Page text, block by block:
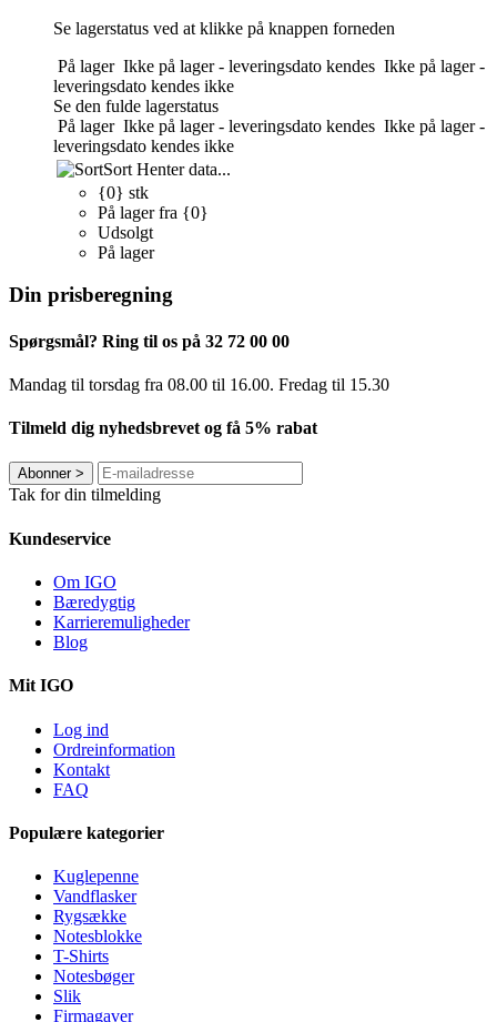
Se lagerstatus ved at klikke på knappen forneden
På lager Ikke på lager - leveringsdato kendes Ikke på lager -
leveringsdato kendes ikke
Se den fulde lagerstatus
På lager Ikke på lager - leveringsdato kendes Ikke på lager -
leveringsdato kendes ikke
Sort Henter data...
{0} stk
På lager fra {0}
Udsolgt
På lager
Din prisberegning
Spørgsmål? Ring til os på 32 72 00 00
Mandag til torsdag fra 08.00 til 16.00. Fredag ​​til 15.30
Tilmeld dig nyhedsbrevet og få 5% rabat
Abonner>
Tak for din tilmelding
Kundeservice
Om IGO
Bæredygtig
Karrieremuligheder
Blog
Mit IGO
Log ind
Ordreinformation
Kontakt
FAQ
Populære kategorier
Kuglepenne
Vandflasker
Rygsække
Notesblokke
T-Shirts
Notesbøger
Slik
Firmagaver